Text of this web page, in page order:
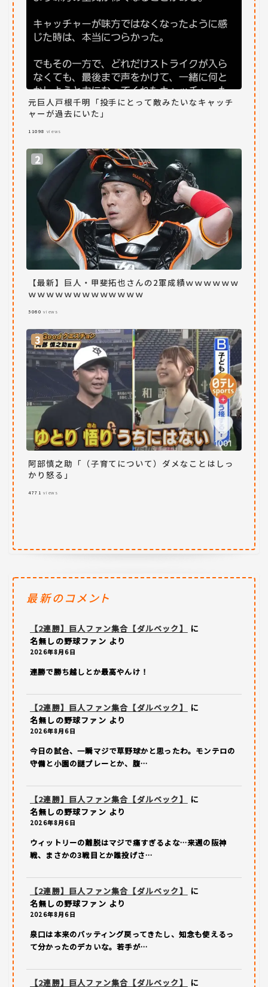
元巨人戸根千明「投手にとって敵みたいなキャッチ
ャーが過去にいた」
11098 views
【最新】巨人・甲斐拓也さんの2軍成績ｗｗｗｗｗｗ
ｗｗｗｗｗｗｗｗｗｗｗｗｗ
5060 views
阿部慎之助「（子育てについて）ダメなことはしっ
かり怒る」
4771 views
最新のコメント
【2連勝】巨人ファン集合【ダルベック】
に
名無しの野球ファン より
2026年8月6日
連勝で勝ち越しとか最高やんけ！
【2連勝】巨人ファン集合【ダルベック】
に
名無しの野球ファン より
2026年8月6日
今日の試合、一瞬マジで草野球かと思ったわ。モンテロの
守備と小園の謎プレーとか、腹…
【2連勝】巨人ファン集合【ダルベック】
に
名無しの野球ファン より
2026年8月6日
ウィットリーの離脱はマジで痛すぎるよな…来週の阪神
戦、まさかの3戦目とか誰投げさ…
【2連勝】巨人ファン集合【ダルベック】
に
名無しの野球ファン より
2026年8月6日
泉口は本来のバッティング戻ってきたし、知念も使えるっ
て分かったのデカいな。若手が…
【2連勝】巨人ファン集合【ダルベック】 に